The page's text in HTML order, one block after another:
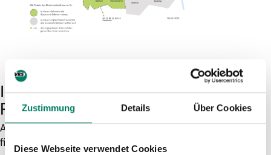
Zustimmung Details Über Cookies
Diese Webseite verwendet Cookies
Informationen rund um den neuen
Rheinlandtarif
Auf den Websites der beiden Verbundpartner AVV und VRS
findet Ihr alle wichtigen Infos zum neuen Rheinlandtarif.